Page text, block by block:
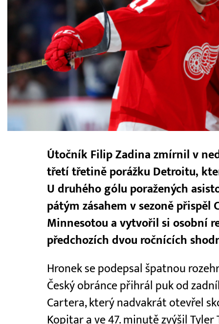
Útočník Filip Zadina zmírnil v
třetí třetině porážku Detroitu,
U druhého gólu poražených
pátým zásahem v sezoně přispěl
Minnesotou a vytvořil si osobní
předchozích dvou ročnících
Hronek se podepsal špatnou
Český obránce přihrál puk od
Cartera, který nadvakrát otevřel
Kopitar a ve 47. minutě zvýšil